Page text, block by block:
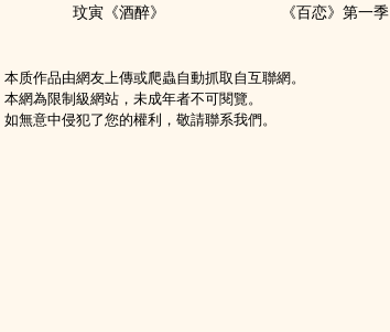
玟寅《酒醉》 《百恋》第一季
本质作品由網友上傳或爬蟲自動抓取自互聯網。
本網為限制級網站，未成年者不可閱覽。
如無意中侵犯了您的權利，敬請聯系我們。